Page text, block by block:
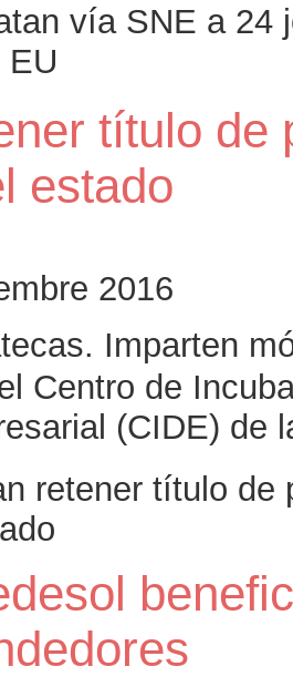
vía SNE a 24
EU
título de
estado
2016
Imparten
Centro de
(CIDE) de
retener título de